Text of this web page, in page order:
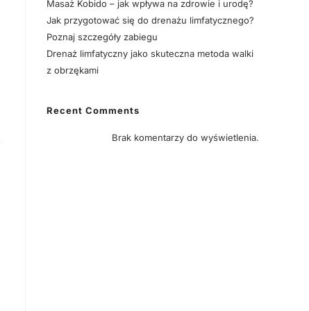
Masaż Kobido – jak wpływa na zdrowie i urodę?
Jak przygotować się do drenażu limfatycznego?
Poznaj szczegóły zabiegu
Drenaż limfatyczny jako skuteczna metoda walki
z obrzękami
Recent Comments
Brak komentarzy do wyświetlenia.